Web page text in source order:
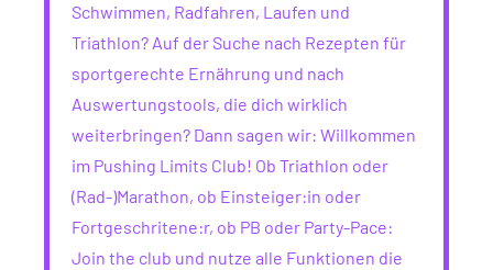
Schwimmen, Radfahren, Laufen und
Triathlon? Auf der Suche nach Rezepten für
sportgerechte Ernährung und nach
Auswertungstools, die dich wirklich
weiterbringen? Dann sagen wir: Willkommen
im Pushing Limits Club! Ob Triathlon oder
(Rad-)Marathon, ob Einsteiger:in oder
Fortgeschritene:r, ob PB oder Party-Pace:
Join the club und nutze alle Funktionen die